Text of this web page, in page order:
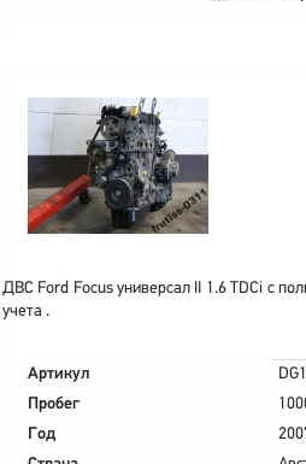
ДВС Ford Focus универсал II 1.6 TDCi с
учета .
Артикул
Пробег
Год